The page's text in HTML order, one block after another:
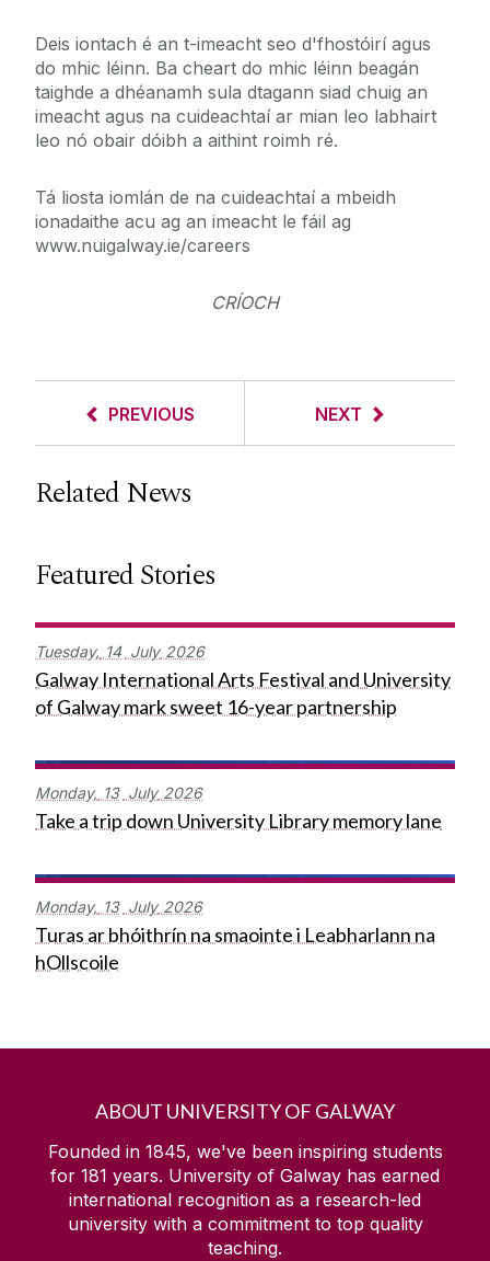
Deis iontach é an t-imeacht seo d'fhostóirí agus
do mhic léinn. Ba cheart do mhic léinn beagán
taighde a dhéanamh sula dtagann siad chuig an
imeacht agus na cuideachtaí ar mian leo labhairt
leo nó obair dóibh a aithint roimh ré.
Tá liosta iomlán de na cuideachtaí a mbeidh
ionadaithe acu ag an imeacht le fáil ag
www.nuigalway.ie/careers
CRÍOCH
PREVIOUS NEXT
Related News
Featured Stories
Tuesday, 14 July 2026
Galway International Arts Festival and University
of Galway mark sweet 16-year partnership
Monday, 13 July 2026
Take a trip down University Library memory lane
Monday, 13 July 2026
Turas ar bhóithrín na smaointe i Leabharlann na
hOllscoile
ABOUT UNIVERSITY OF GALWAY
Founded in 1845, we've been inspiring students
for 181 years. University of Galway has earned
international recognition as a research-led
university with a commitment to top quality
teaching.